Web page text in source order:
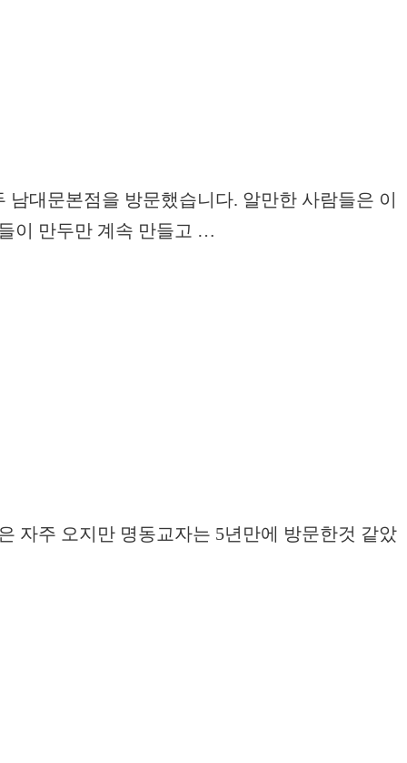
대문본점을 방문했습니다. 알만한 사람들은 이
이 만두만 계속 만들고 …
자주 오지만 명동교자는 5년만에 방문한것 같았